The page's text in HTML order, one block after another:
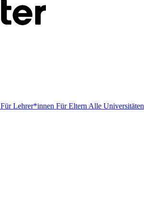
Für Lehrer*innen Für Eltern Alle Universitäten